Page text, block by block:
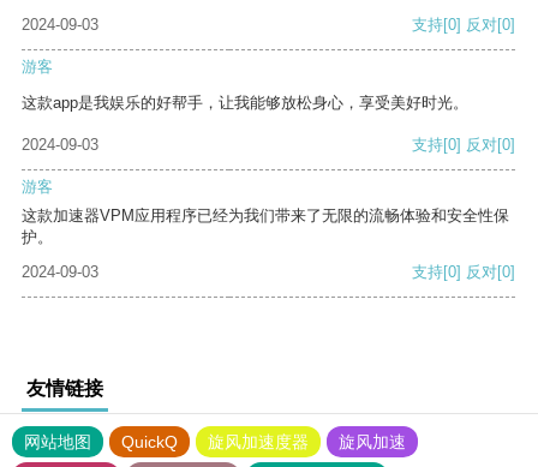
2024-09-03 支持[0] 反对[0]
游客
这款app是我娱乐的好帮手，让我能够放松身心，享受美好时光。
2024-09-03 支持[0] 反对[0]
游客
这款加速器VPM应用程序已经为我们带来了无限的流畅体验和安全性保
护。
2024-09-03
支持[0] 反对[0]
友情链接
网站地图 QuickQ 旋风加速度器
旋风加速